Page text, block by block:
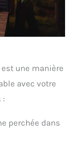
une manière
avec votre
:
perchée dans